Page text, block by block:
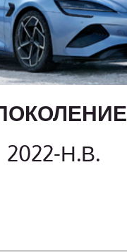
2022-Н.В.